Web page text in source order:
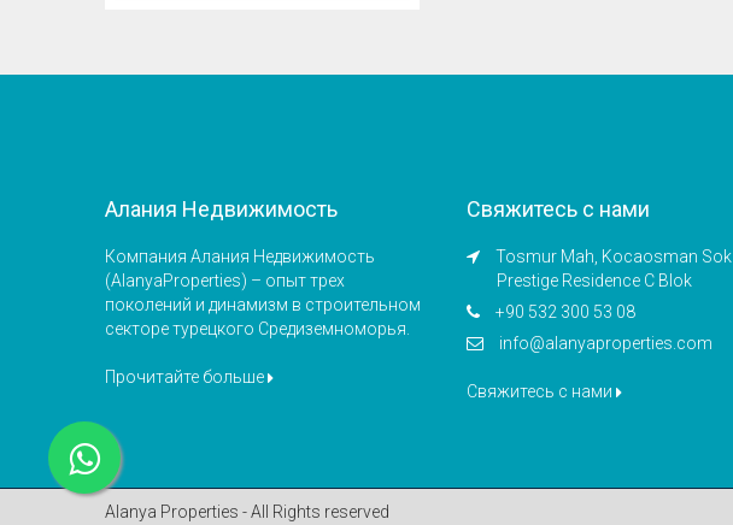
Алания Недвижимость
Компания Алания Недвижимость
(AlanyaProperties) – опыт трех
поколений и динамизм в строительном
секторе турецкого Средиземноморья.
Прочитайте больше
Свяжитесь с нами
Tosmur Mah, Kocaosman Sok
Prestige Residence C Blok
+90 532 300 53 08
info@alanyaproperties.com
Свяжитесь с нами
Alanya Properties - All Rights reserved